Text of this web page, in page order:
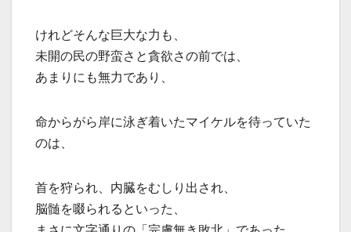
けれどそんな巨大な力も、
未開の民の野蛮さと貪欲さの前では、
あまりにも無力であり、
命からがら岸に泳ぎ着いたマイケルを待っていた
のは、
首を狩られ、内臓をむしり出され、
脳髄を啜られるといった、